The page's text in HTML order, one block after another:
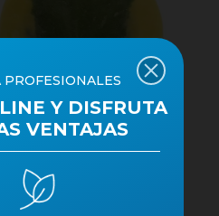
PROFESIONALES
Y DISFRUTA
VENTAJAS